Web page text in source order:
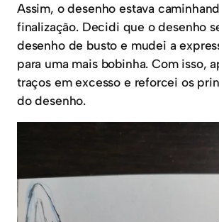
Assim, o desenho estava
finalização. Decidi que o desenho
desenho de busto e mudei a
para uma mais bobinha. Com isso,
traços em excesso e reforcei os
do desenho.